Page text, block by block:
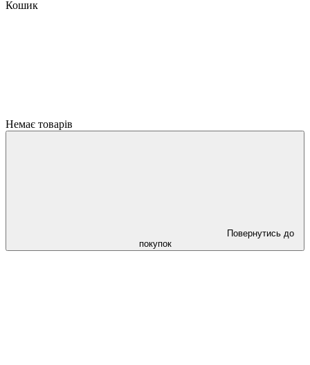
Кошик
Немає товарів
Повернутись до
покупок